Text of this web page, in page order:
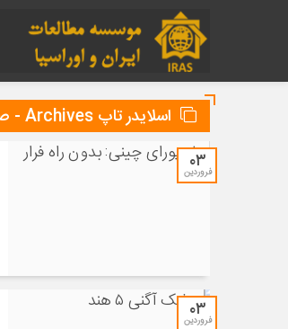
اسلایدر تاپ Archives - صفحه 73 از 126 - ایراس
۰۳
فروردین
۰۳
فروردین